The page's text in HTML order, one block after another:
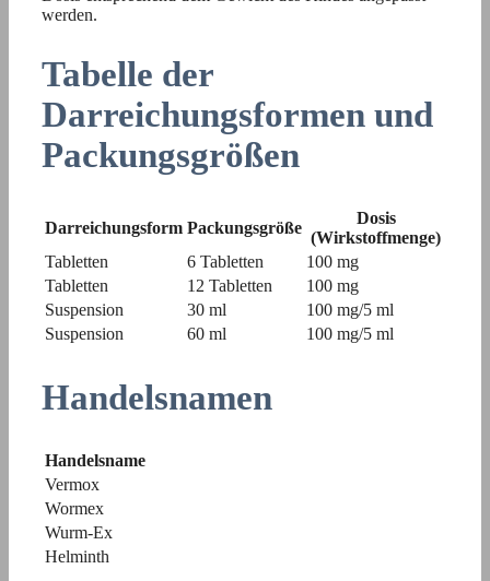
werden.
Tabelle der
Darreichungsformen und
Packungsgrößen
Darreichungsform Packungsgröße
Dosis
(Wirkstoffmenge)
Tabletten
6 Tabletten
100 mg
Tabletten
12 Tabletten
100 mg
Suspension
30 ml
100 mg/5 ml
Suspension
60 ml 100 mg/5 ml
Handelsnamen
Handelsname
Vermox
Wormex
Wurm-Ex
Helminth